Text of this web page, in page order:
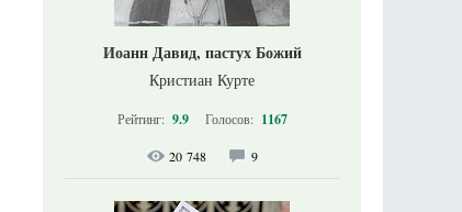
Иоанн Давид, пастух Божий
Кристиан Курте
Рейтинг: 9.9 Голосов: 1167
20 748 9